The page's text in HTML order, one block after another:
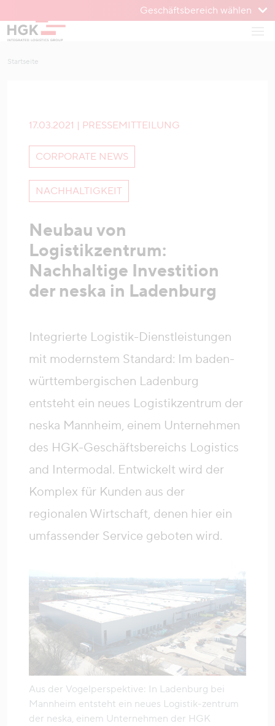
Zum Inhalt
Geschäftsbereich wählen
Startseite
17.03.2021 | PRESSEMITTEILUNG
CORPORATE NEWS
NACHHALTIGKEIT
Neubau von
Logistikzentrum:
Nachhaltige Investition
der neska in Ladenburg
Integrierte Logistik-Dienstleistungen
mit modernstem Standard: Im baden-
württembergischen Ladenburg
entsteht ein neues Logistikzentrum der
neska Mannheim, einem Unternehmen
des HGK-Geschäftsbereichs Logistics
and Intermodal. Entwickelt wird der
Komplex für Kunden aus der
regionalen Wirtschaft, denen hier ein
umfassender Service geboten wird.
Aus der Vogelperspektive: In Ladenburg bei
Mannheim entsteht ein neues Logistik-zentrum
der neska, einem Unternehmen der HGK